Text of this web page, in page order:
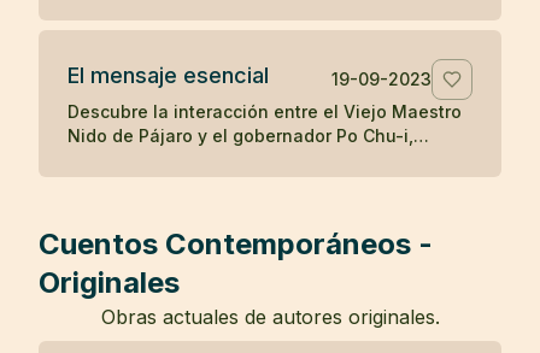
tiempo. Al enfrentar la renuencia del maestro a
audiencia para ilustrar que solo él valora y
comprende la enseñanza del maestro, mientras
que los demás asistentes eran igual de vacíos
en comprensión como las muñecas, resaltando
El mensaje esencial
19-09-2023
Descubre la interacción entre el Viejo Maestro
Nido de Pájaro y el gobernador Po Chu-i,
enseñanza budista de hacer el bien y cultivar
estas verdades.
Cuentos Contemporáneos -
Originales
Obras actuales de autores originales.